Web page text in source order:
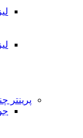
پرینتر